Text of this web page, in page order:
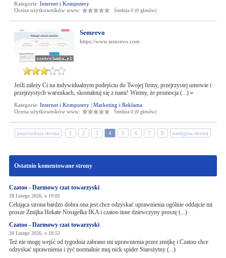
Kategorie: Internet i Komputery
Ocena użytkowników www:
Średnia 0 (0 głosów)
Semrevo
https://www.semrevo.com
Jeśli zależy Ci na indywidualnym podejściu do Twojej firmy, przejrzystej umowie i
przejrzystych warunkach, skontaktuj się z nami! Wiemy, że promocja (...) »
Kategorie: Internet i Komputery| Marketing i Reklama
Ocena użytkowników www:
Średnia 0 (0 głosów)
poprzednia strona 1 2 3 4 5 6 7 8 następna strona
Ostatnio komentowane strony
Czatoo - Darmowy czat towarzyski
28 Lutego 2026, o 19:05
Celująca strona bardzo dobra ona jest.chce odzyskać uprawnienia ogólnie oddajcie mi
prosze Zmijka Hekate Nosigelka IKA i czatoo inne dziewczyny proszę (...)
Czatoo - Darmowy czat towarzyski
28 Lutego 2026, o 18:53
Też nie mogę wejść od tygodnia zabrano mi uprawnienia przez zmijkę i Czatoo chce
odzyskać uprawnienia i żyć normalnie muj nick spider Starożytny (...)